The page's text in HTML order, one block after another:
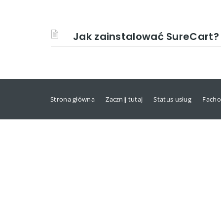
Jak zainstalować SureCart?
Strona główna Zacznij tutaj Status usług